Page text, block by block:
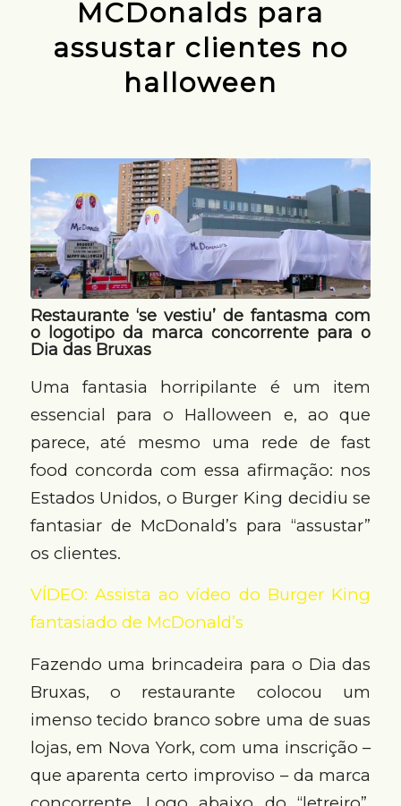
MCDonalds para
assustar clientes no
halloween
Restaurante ‘se vestiu’ de fantasma com
o logotipo da marca concorrente para o
Dia das Bruxas
Uma fantasia horripilante é um item
essencial para o Halloween e, ao que
parece, até mesmo uma rede de fast
food concorda com essa afirmação: nos
Estados Unidos, o Burger King decidiu se
fantasiar de McDonald’s para “assustar”
os clientes.
VÍDEO: Assista ao vídeo do Burger King
fantasiado de McDonald’s
Fazendo uma brincadeira para o Dia das
Bruxas, o restaurante colocou um
imenso tecido branco sobre uma de suas
lojas, em Nova York, com uma inscrição –
que aparenta certo improviso – da marca